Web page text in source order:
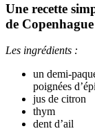
Une recette
de Copenhague
Les ingrédients :
un demi-
poignées
jus de citron
thym
dent d’ail